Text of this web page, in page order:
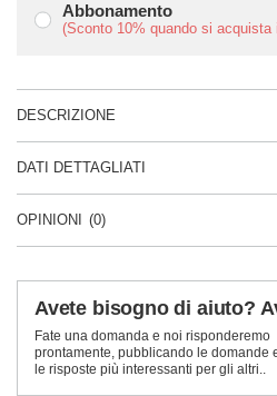
Abbonamento
(Sconto 10% quando si acquista
DESCRIZIONE
DATI DETTAGLIATI
OPINIONI (0)
Avete bisogno di aiuto?
Fate una domanda e noi risponderemo
prontamente, pubblicando le domande
le risposte più interessanti per gli altri..